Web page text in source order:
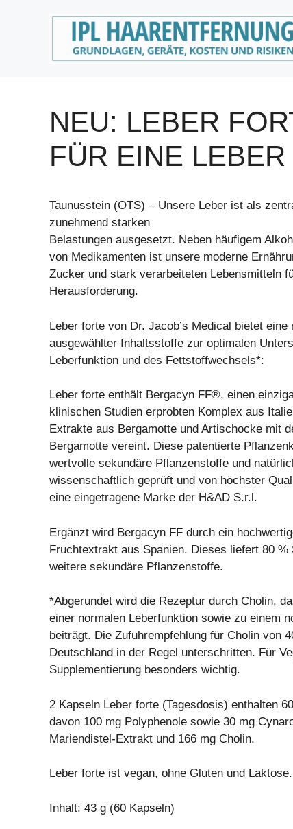
NEU: LEBER
FÜR EINE
Taunusstein (OTS) – Unsere Leber ist als
zunehmend starken
Belastungen ausgesetzt. Neben häufigem
von Medikamenten ist unsere moderne
Zucker und stark verarbeiteten Lebensmitteln
Herausforderung.
Leber forte von Dr. Jacob’s Medical bietet eine
ausgewählter Inhaltsstoffe zur optimalen
Leberfunktion und des Fettstoffwechsels*:
Leber forte enthält Bergacyn FF®, einen
klinischen Studien erprobten Komplex aus
Extrakte aus Bergamotte und Artischocke mit
Bergamotte vereint. Diese patentierte
wertvolle sekundäre Pflanzenstoffe und
wissenschaftlich geprüft und von höchster
eine eingetragene Marke der H&AD S.r.l.
Ergänzt wird Bergacyn FF durch ein
Fruchtextrakt aus Spanien. Dieses liefert 80 %
weitere sekundäre Pflanzenstoffe.
*Abgerundet wird die Rezeptur durch Cholin,
einer normalen Leberfunktion sowie zu einem
beiträgt. Die Zufuhrempfehlung für Cholin von
Deutschland in der Regel unterschritten. Für
Supplementierung besonders wichtig.
2 Kapseln Leber forte (Tagesdosis) enthalten
davon 100 mg Polyphenole sowie 30 mg
Mariendistel-Extrakt und 166 mg Cholin.
Leber forte ist vegan, ohne Gluten und Laktose.
Inhalt: 43 g (60 Kapseln)